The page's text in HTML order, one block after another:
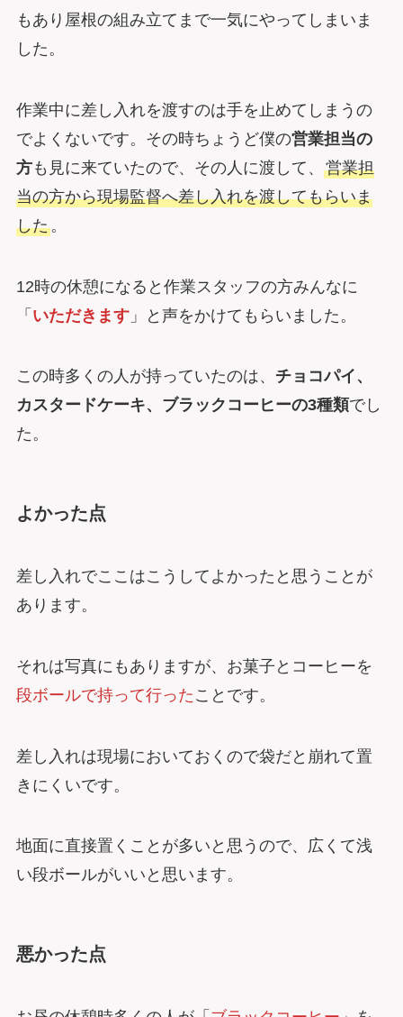
もあり屋根の組み立てまで一気にやってしまいま
した。
作業中に差し入れを渡すのは手を止めてしまうの
でよくないです。その時ちょうど僕の営業担当の
方も見に来ていたので、その人に渡して、 営業担
当の方から現場監督へ差し入れを渡してもらいま
した。
12時の休憩になると作業スタッフの方みんなに
「 いただきます」と声をかけてもらいました。
この時多くの人が持っていたのは、 チョコパイ、
カスタードケーキ、ブラックコーヒーの3種類でし
た。
よかった点
差し入れでここはこうしてよかったと思うことが
あります。
それは写真にもありますが、お菓子とコーヒーを
段ボールで持って行った ことです。
差し入れは現場においておくので袋だと崩れて置
きにくいです。
地面に直接置くことが多いと思うので、広くて浅
い段ボールがいいと思います。
悪かった点